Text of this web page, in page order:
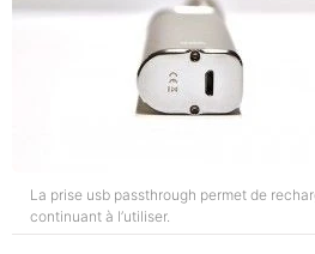
La prise usb passthrough permet de
continuant à l’utiliser.